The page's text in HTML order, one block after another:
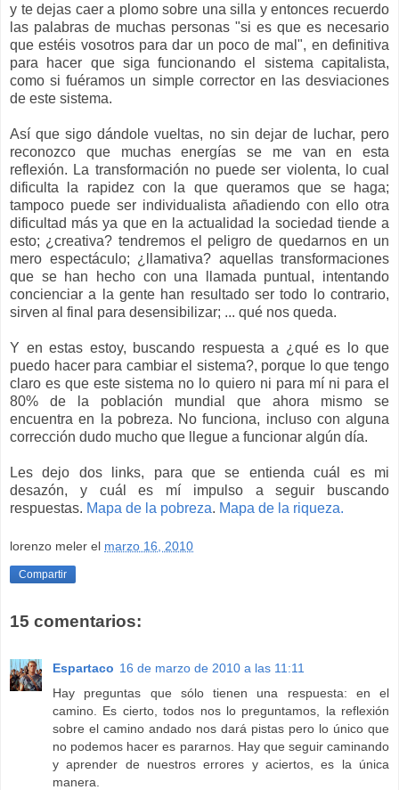
y te dejas caer a plomo sobre una silla y entonces recuerdo
las palabras de muchas personas "si es que es necesario
que estéis vosotros para dar un poco de mal", en definitiva
para hacer que siga funcionando el sistema capitalista,
como si fuéramos un simple corrector en las desviaciones
de este sistema.
Así que sigo dándole vueltas, no sin dejar de luchar, pero
reconozco que muchas energías se me van en esta
reflexión. La transformación no puede ser violenta, lo cual
dificulta la rapidez con la que queramos que se haga;
tampoco puede ser individualista añadiendo con ello otra
dificultad más ya que en la actualidad la sociedad tiende a
esto; ¿creativa? tendremos el peligro de quedarnos en un
mero espectáculo; ¿llamativa? aquellas transformaciones
que se han hecho con una llamada puntual, intentando
concienciar a la gente han resultado ser todo lo contrario,
sirven al final para desensibilizar; ... qué nos queda.
Y en estas estoy, buscando respuesta a ¿qué es lo que
puedo hacer para cambiar el sistema?, porque lo que tengo
claro es que este sistema no lo quiero ni para mí ni para el
80% de la población mundial que ahora mismo se
encuentra en la pobreza. No funciona, incluso con alguna
corrección dudo mucho que llegue a funcionar algún día.
Les dejo dos links, para que se entienda cuál es mi
desazón, y cuál es mí impulso a seguir buscando
respuestas. Mapa de la pobreza. Mapa de la riqueza.
lorenzo meler el marzo 16, 2010
Compartir
15 comentarios:
Espartaco 16 de marzo de 2010 a las 11:11
Hay preguntas que sólo tienen una respuesta: en el
camino. Es cierto, todos nos lo preguntamos, la reflexión
sobre el camino andado nos dará pistas pero lo único que
no podemos hacer es pararnos. Hay que seguir caminando
y aprender de nuestros errores y aciertos, es la única
manera.